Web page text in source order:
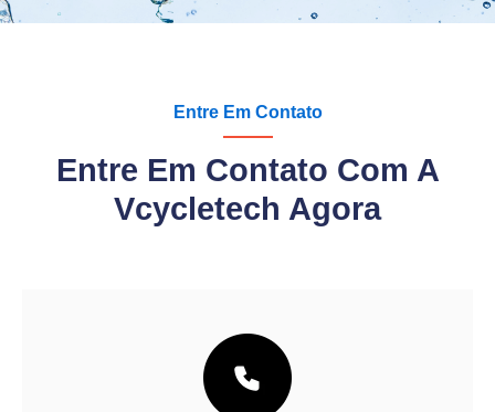
Entre Em Contato
Entre Em Contato Com A
Vcycletech Agora